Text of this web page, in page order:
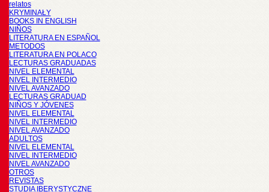
relatos
KRYMINAŁY
BOOKS IN ENGLISH
NIÑOS
LITERATURA EN ESPAÑOL
METODOS
LITERATURA EN POLACO
LECTURAS GRADUADAS
NIVEL ELEMENTAL
NIVEL INTERMEDIO
NIVEL AVANZADO
LECTURAS GRADUAD
NIÑOS Y JÓVENES
NIVEL ELEMENTAL
NIVEL INTERMEDIO
NIVEL AVANZADO
ADULTOS
NIVEL ELEMENTAL
NIVEL INTERMEDIO
NIVEL AVANZADO
OTROS
REVISTAS
STUDIA IBERYSTYCZNE